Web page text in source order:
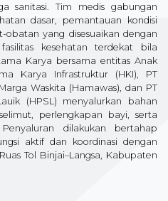
sanitasi. Tim medis gabungan
dasar, pemantauan kondisi
obatan yang disesuaikan dengan
kesehatan terdekat bila
Karya bersama entitas Anak
Karya Infrastruktur (HKI), PT
Waskita (Hamawas), dan PT
(HPSL) menyalurkan bahan
perlengkapan bayi, serta
dilakukan bertahap
aktif dan koordinasi dengan
Tol Binjai–Langsa, Kabupaten